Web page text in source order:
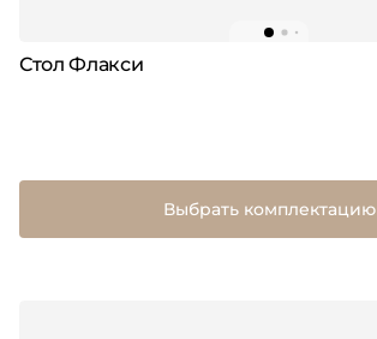
Стол Флакси
Выбрать комплектацию